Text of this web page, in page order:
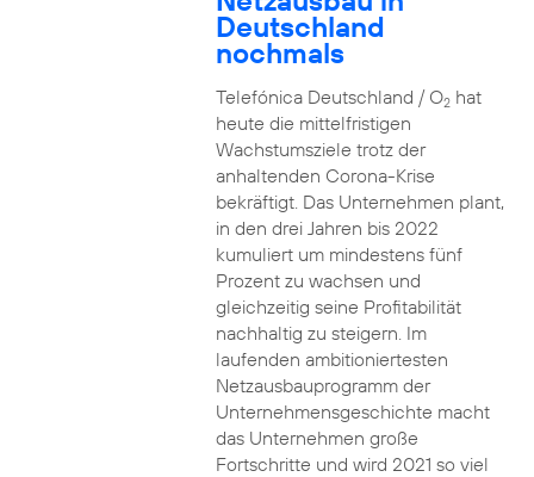
Deutschland
nochmals
Telefónica Deutschland / O2hat
heute die mittelfristigen
Wachstumsziele trotz der
anhaltenden Corona-Krise
bekräftigt. Das Unternehmen plant,
in den drei Jahren bis 2022
kumuliert um mindestens fünf
Prozent zu wachsen und
gleichzeitig seine Profitabilität
nachhaltig zu steigern. Im
laufenden ambitioniertesten
Netzausbauprogramm der
Unternehmensgeschichte macht
das Unternehmen große
Fortschritte und wird 2021 so viel